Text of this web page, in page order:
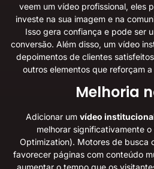
veem um vídeo profissional, eles
investe na sua imagem e na
Isso gera confiança e pode ser
conversão. Além disso, um vídeo
depoimentos de clientes
outros elementos que reforçam
Melhoria
Adicionar um vídeo
melhorar significativamente o
Optimization). Motores de busca
favorecer páginas com conteúdo
aumentar o tempo que os